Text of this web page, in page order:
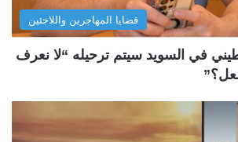
قضايا المهاجرين واللاجئين
في السويد سيتم ترحيله “لا نعرف